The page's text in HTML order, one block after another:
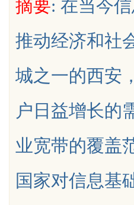
uz
摘要: 在当今
推动经济和社
城之一的西安
户日益增长的
业宽带的覆盖
国家对信息基
传统中小企业怎么
荐你？